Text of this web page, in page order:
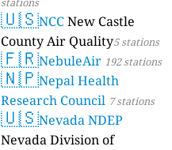
🇺🇸NCCNew Castle
County Air Quality5 stations
🇫🇷NebuleAir 192 stations
🇳🇵Nepal Health
Research Council 7 stations
🇺🇸Nevada NDEP
Nevada Division of